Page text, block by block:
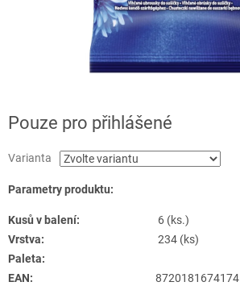
Pouze pro přihlášené
Varianta
Parametry produktu:
Kusů v balení:
6 (ks.)
Vrstva:
234 (ks)
Paleta:
EAN:
8720181674174